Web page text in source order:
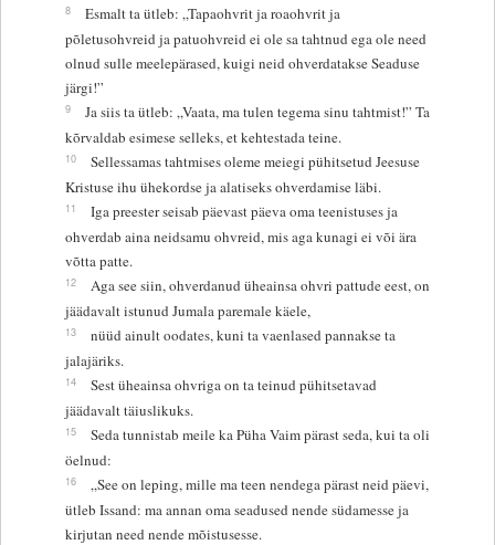
8
Esmalt ta ütleb: „Tapaohvrit ja roaohvrit ja
põletusohvreid ja patuohvreid ei ole sa tahtnud ega ole need
olnud sulle meelepärased, kuigi neid ohverdatakse Seaduse
järgi!”
9
Ja siis ta ütleb: „Vaata, ma tulen tegema sinu tahtmist!” Ta
kõrvaldab esimese selleks, et kehtestada teine.
10
Sellessamas tahtmises oleme meiegi pühitsetud Jeesuse
Kristuse ihu ühekordse ja alatiseks ohverdamise läbi.
11
Iga preester seisab päevast päeva oma teenistuses ja
ohverdab aina neidsamu ohvreid, mis aga kunagi ei või ära
võtta patte.
12
Aga see siin, ohverdanud üheainsa ohvri pattude eest, on
jäädavalt istunud Jumala paremale käele,
13
nüüd ainult oodates, kuni ta vaenlased pannakse ta
jalajäriks.
14
Sest üheainsa ohvriga on ta teinud pühitsetavad
jäädavalt täiuslikuks.
15
Seda tunnistab meile ka Püha Vaim pärast seda, kui ta oli
öelnud:
16
„See on leping, mille ma teen nendega pärast neid päevi,
ütleb Issand: ma annan oma seadused nende südamesse ja
kirjutan need nende mõistusesse.